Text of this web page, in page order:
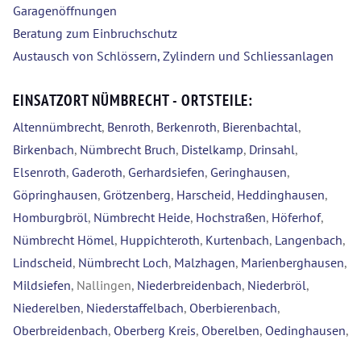
Garagenöffnungen
Beratung zum Einbruchschutz
Austausch von Schlössern, Zylindern und Schliessanlagen
EINSATZORT NÜMBRECHT - ORTSTEILE:
Altennümbrecht, Benroth, Berkenroth, Bierenbachtal,
Birkenbach, Nümbrecht Bruch, Distelkamp, Drinsahl,
Elsenroth, Gaderoth, Gerhardsiefen, Geringhausen,
Göpringhausen, Grötzenberg, Harscheid, Heddinghausen,
Homburgbröl, Nümbrecht Heide, Hochstraßen, Höferhof,
Nümbrecht Hömel, Huppichteroth, Kurtenbach, Langenbach,
Lindscheid, Nümbrecht Loch, Malzhagen, Marienberghausen,
Mildsiefen, Nallingen, Niederbreidenbach, Niederbröl,
Niederelben, Niederstaffelbach, Oberbierenbach,
Oberbreidenbach, Oberberg Kreis, Oberelben, Oedinghausen,